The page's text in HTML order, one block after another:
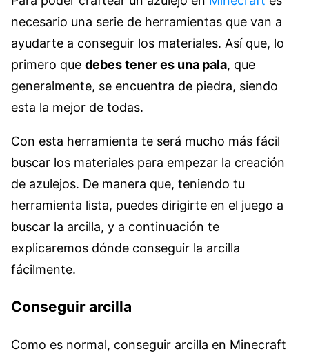
necesario una serie de herramientas que van a
ayudarte a conseguir los materiales. Así que, lo
primero que debes tener es una pala, que
generalmente, se encuentra de piedra, siendo
esta la mejor de todas.
Con esta herramienta te será mucho más fácil
buscar los materiales para empezar la creación
de azulejos. De manera que, teniendo tu
herramienta lista, puedes dirigirte en el juego a
buscar la arcilla, y a continuación te
explicaremos dónde conseguir la arcilla
fácilmente.
Conseguir arcilla
Como es normal, conseguir arcilla en Minecraft